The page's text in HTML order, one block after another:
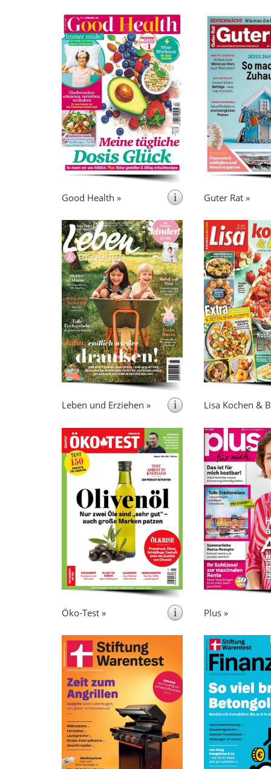
Good Health » i
erscheint 9x pro Jahr
Good Health verbindet
Lebensfreude mit dem
Bewusstsein für Gesundheit. Das
neue Gesund-Bleibe-Magazin
zeigt, wie man körperlich und
seelisch fit bleibt.
Guter Rat »
ist das
Magazin für
liefert Antworten
Fragen rund
Beruf
Leben und Erziehen » i
erscheint 11x pro Jahr + 2
Sonderhefte
Leben & Erziehen ist ein
wertvoller Ratgeber rund um
Schwangerschaft, Geburt und
die ersten Jahre eines Kindes.
Die Zeitschrift gibt außerdem
viele Anregungen zu den Themen
Partnerschaft, Familie und
Gesundheit.
Lisa Kochen &
erscheint
„Lisa
ist das
ideale Heft für
Spaß kochen und
Genuss
praktische Tipps
für das
stellt eine
Öko-Test » i
erscheint monatlich
Öko-Test
berichtet über Tests
von Alltagsprodukten aus
ökologischer Sicht. Eine
Pflichtlektüre
für alle, die
umweltverträglich und
gesund leben und
konsumieren wollen
Plus »
erscheint
„plus Magazin“
, Aktiven und
das
Magazin für
. Es
liefert
alle Fragen von
erscheint monatlich
Stiftung Warentest - die
Zeitschrift der gleichnamigen
Stiftung - veröffentlicht jeden
Monat Informationen und
Tests über Konsumgüter und
Dienstleistungen.
Seit rund 60
Jahren berichtet Stiftung
Warentest unabhängig und
objektiv: das macht die Zeitschrift
Stiftung
(ehemals:
vergleicht
wie
Versicherungen,
unabhängig
Tipps in
rechtlichen
über Aktien